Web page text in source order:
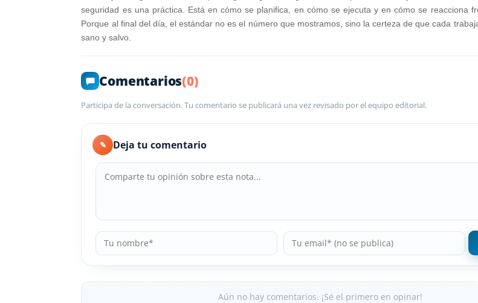
seguridad es una práctica. Está en cómo se planifica, en cómo se ejecuta y en cómo se reacciona
Porque al final del día, el estándar no es el número que mostramos, sino la certeza de que cada
sano y salvo.
Comentarios(0)
Participa de la conversación. Tu comentario se publicará una vez revisado por el equipo editorial.
✎ Deja tu comentario
Aún no hay comentarios. ¡Sé el primero en opinar!